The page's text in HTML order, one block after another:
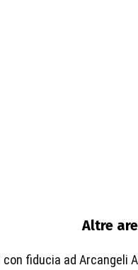
Altre
con fiducia ad Arcangeli